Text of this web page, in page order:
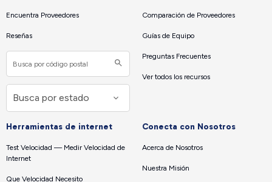
Encuentra Proveedores
Reseñas
Comparación de Proveedores
Guías de Equipo
Preguntas Frecuentes
Ver todos los recursos
Herramientas de internet
Test Velocidad — Medir Velocidad de
Internet
Que Velocidad Necesito
Conecta con Nosotros
Acerca de Nosotros
Nuestra Misión